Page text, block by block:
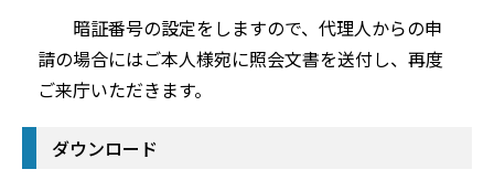
暗証番号の設定をしますので、代理人からの申
請の場合にはご本人様宛に照会文書を送付し、再度
ご来庁いただきます。
ダウンロード